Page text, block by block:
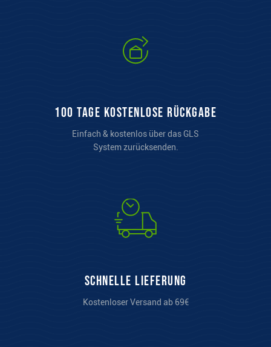
100 Tage kostenlose Rückgabe
Einfach & kostenlos über das GLS
System zurücksenden.
Schnelle Lieferung
Kostenloser Versand ab 69€